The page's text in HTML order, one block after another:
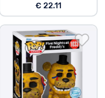
€ 22.11